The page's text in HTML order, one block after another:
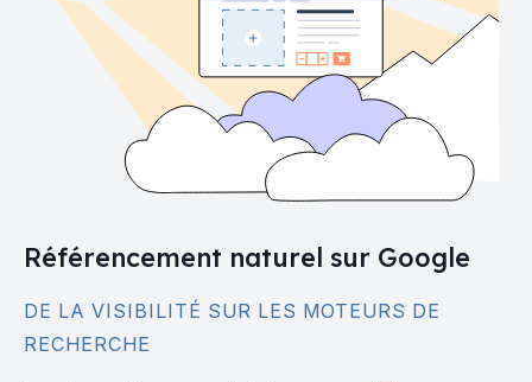
Référencement naturel sur Google
DE LA VISIBILITÉ SUR LES MOTEURS DE
RECHERCHE